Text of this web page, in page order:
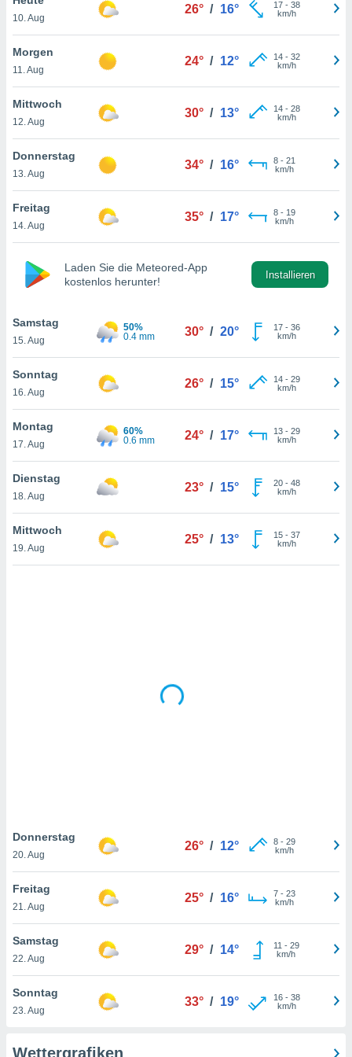
oder
Partner
es uns
das
der
Profil zu
Ihnen
finden
. Sie
jederzeit
Sie
der
weiterhin
nicht
von
und
auf
klicken.
10. Aug
26° / 16° 17- 38
km/h
Morgen
11. Aug
24° / 12° 14- 32
km/h
Mittwoch
12. Aug
30° / 13° 14- 28
km/h
Donnerstag
13. Aug
34° / 16° 8- 21
km/h
Freitag
14. Aug
35° / 17° 8- 19
km/h
Laden Sie die Meteored-App
kostenlos herunter!
Installieren
Samstag
15. Aug
50%
0.4 mm
30° / 20° 17- 36
km/h
Sonntag
16. Aug
26° / 15° 14- 29
km/h
Montag
17. Aug
60%
0.6 mm
24° / 17° 13- 29
km/h
Dienstag
18. Aug
23° / 15° 20- 48
km/h
Mittwoch
19. Aug
25° / 13° 15- 37
km/h
Donnerstag
20. Aug
26° / 12° 8- 29
km/h
Freitag
21. Aug
25° / 16° 7- 23
km/h
Samstag
22. Aug
29° / 14° 11 - 29
km/h
Sonntag
23. Aug
33° / 19° 16- 38
km/h
Wettergrafiken